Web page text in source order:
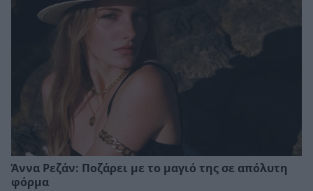
Άννα Ρεζάν: Ποζάρει με το μαγιό της σε απόλυτη
φόρμα